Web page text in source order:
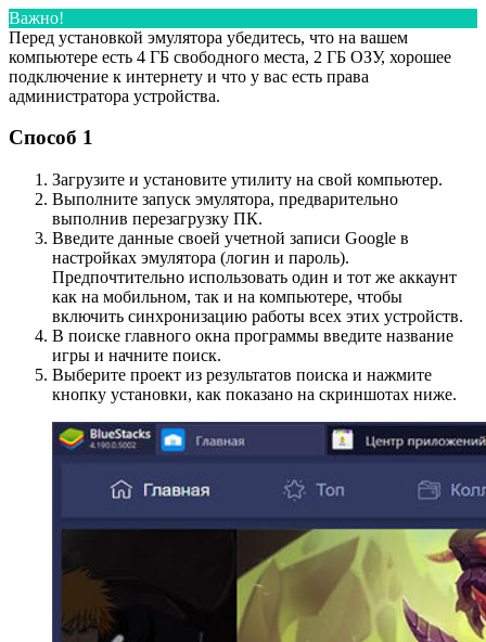
Важно!
Перед установкой эмулятора убедитесь, что на вашем
компьютере есть 4 ГБ свободного места, 2 ГБ ОЗУ, хорошее
подключение к интернету и что у вас есть права
администратора устройства.
Способ 1
Загрузите и установите утилиту на свой компьютер.
Выполните запуск эмулятора, предварительно
выполнив перезагрузку ПК.
Введите данные своей учетной записи Google в
настройках эмулятора (логин и пароль).
Предпочтительно использовать один и тот же аккаунт
как на мобильном, так и на компьютере, чтобы
включить синхронизацию работы всех этих устройств.
В поиске главного окна программы введите название
игры и начните поиск.
Выберите проект из результатов поиска и нажмите
кнопку установки, как показано на скриншотах ниже.